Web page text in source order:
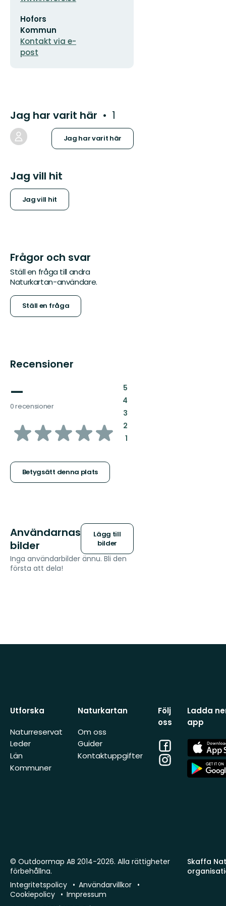
postadress
Hofors
Kommun
Kontakt via e-
post
Jag har varit här 1
Jag har varit här
Jag vill hit
Jag vill hit
Frågor och svar
Ställ en fråga till andra
Naturkartan-användare.
Ställ en fråga
Recensioner
—
0 recensioner
av
stjärnor
Betygsätt denna plats
5:
4:
3:
2:
1:
Användarnas
bilder
Lägg till
bilder
Inga användarbilder ännu. Bli den
första att dela!
Utforska
Naturreservat
Leder
Län
Kommuner
Naturkartan
Om oss
Guider
Kontaktuppgifter
Följ
oss
Facebook
Instagram
Ladda
app
App
Store
App
Store
Skaffa
© Outdoormap AB 2014-2026. Alla rättigheter
förbehållna.
Integritetspolicy
Användarvillkor
Cookiepolicy
Impressum